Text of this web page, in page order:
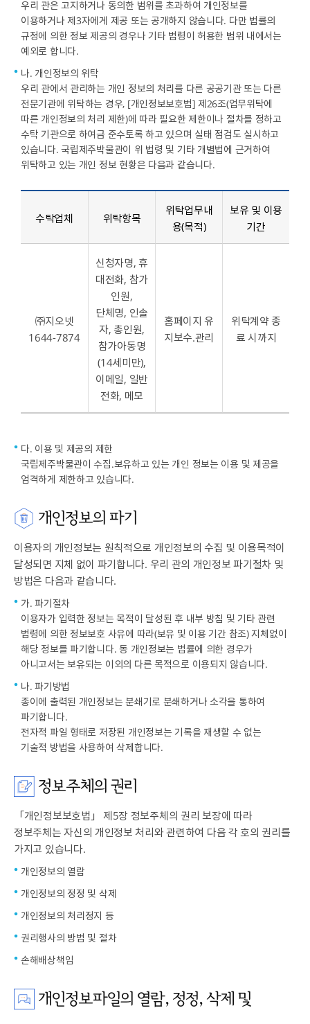
우리 관은 고지하거나 동의한 범위를 초과하여 개인정보를
이용하거나 제3자에게 제공 또는 공개하지 않습니다. 다만 법률의
규정에 의한 정보 제공의 경우나 기타 법령이 허용한 범위 내에서는
예외로 합니다.
나. 개인정보의 위탁
우리 관에서 관리하는 개인 정보의 처리를 다른 공공기관 또는 다른
전문기관에 위탁하는 경우, [개인정보보호법] 제26조(업무위탁에
따른 개인정보의 처리 제한)에 따라 필요한 제한이나 절차를 정하고
수탁 기관으로 하여금 준수토록 하고 있으며 실태 점검도 실시하고
있습니다. 국립제주박물관이 위 법령 및 기타 개별법에 근거하여
위탁하고 있는 개인 정보 현황은 다음과 같습니다.
수탁업체 위탁항목
위탁업무내
용(목적)
보유 및 이용
기간
㈜지오넷
1644-7874
신청자명, 휴
대전화, 참가
인원,
단체명, 인솔
자, 총인원,
참가아동명
(14세미만),
이메일, 일반
전화, 메모
홈페이지 유
지보수․관리
위탁계약 종
료 시까지
다. 이용 및 제공의 제한
국립제주박물관이 수집․보유하고 있는 개인 정보는 이용 및 제공을
엄격하게 제한하고 있습니다.
개인정보의 파기
이용자의 개인정보는 원칙적으로 개인정보의 수집 및 이용목적이
달성되면 지체 없이 파기합니다. 우리 관의 개인정보 파기절차 및
방법은 다음과 같습니다.
가. 파기절차
이용자가 입력한 정보는 목적이 달성된 후 내부 방침 및 기타 관련
법령에 의한 정보보호 사유에 따라(보유 및 이용 기간 참조) 지체없이
해당 정보를 파기합니다. 동 개인정보는 법률에 의한 경우가
아니고서는 보유되는 이외의 다른 목적으로 이용되지 않습니다.
나. 파기방법
종이에 출력된 개인정보는 분쇄기로 분쇄하거나 소각을 통하여
파기합니다.
전자적 파일 형태로 저장된 개인정보는 기록을 재생할 수 없는
기술적 방법을 사용하여 삭제합니다.
정보주체의 권리
「개인정보보호법」 제5장 정보주체의 권리 보장에 따라
정보주체는 자신의 개인정보 처리와 관련하여 다음 각 호의 권리를
가지고 있습니다.
개인정보의 열람
개인정보의 정정 및 삭제
개인정보의 처리정지 등
권리행사의 방법 및 절차
손해배상책임
개인정보파일의 열람, 정정, 삭제 및